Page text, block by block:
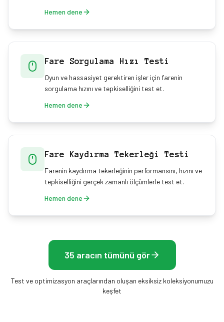
Hemen dene
Fare Sorgulama Hızı Testi
Oyun ve hassasiyet gerektiren işler için farenin
sorgulama hızını ve tepkiselliğini test et.
Hemen dene
Fare Kaydırma Tekerleği Testi
Farenin kaydırma tekerleğinin performansını, hızını ve
tepkiselliğini gerçek zamanlı ölçümlerle test et.
Hemen dene
35 aracın tümünü gör
Test ve optimizasyon araçlarından oluşan eksiksiz koleksiyonumuzu
keşfet